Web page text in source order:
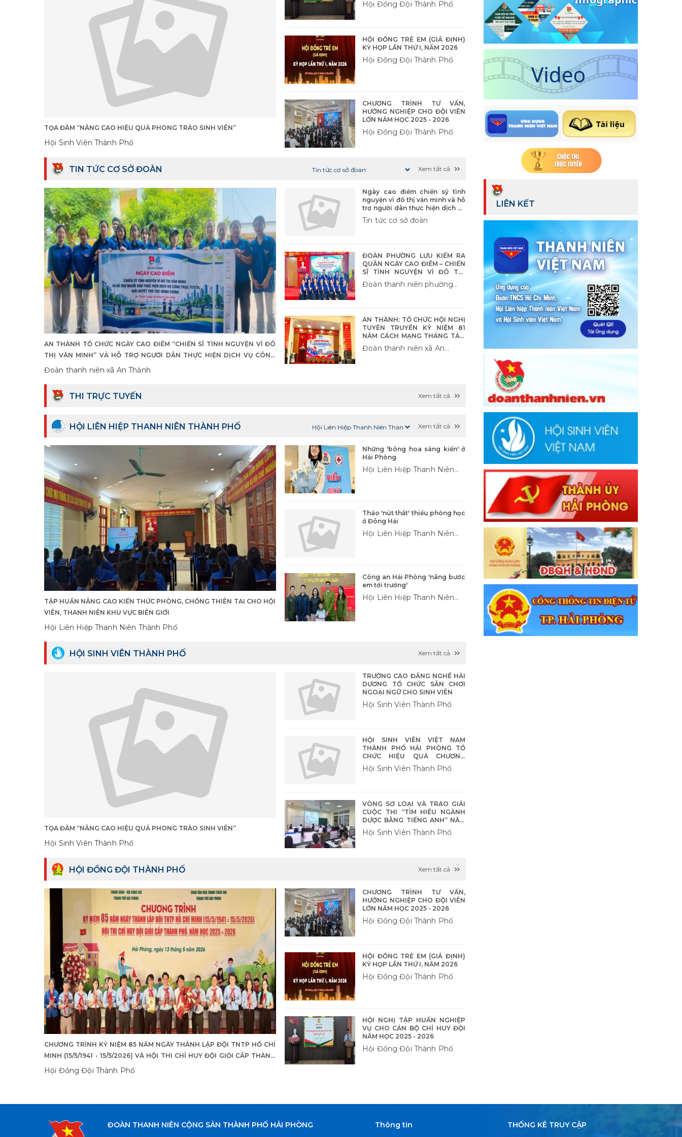
TỌA ĐÀM “NÂNG CAO HIỆU QUẢ PHONG TRÀO SINH VIÊN”
Hội Sinh Viên Thành Phố
Hội Đồng Đội Thành Phố
HỘI ĐỒNG TRẺ EM (GIẢ ĐỊNH)
KỲ HỌP LẦN THỨ I, NĂM 2026
Hội Đồng Đội Thành Phố
CHƯƠNG TRÌNH TƯ VẤN,
HƯỚNG NGHIỆP CHO ĐỘI VIÊN
LỚN NĂM HỌC 2025 - 2026
Hội Đồng Đội Thành Phố
TIN TỨC CƠ SỞ ĐOÀN Xem tất cả
AN THÀNH TỔ CHỨC NGÀY CAO ĐIỂM “CHIẾN SĨ TÌNH NGUYỆN VÌ ĐÔ
THỊ VĂN MINH” VÀ HỖ TRỢ NGƯỜI DÂN THỰC HIỆN DỊCH VỤ CÔNG
TRỰC TUYẾN, GIẢI QUYẾT THỦ TỤC HÀNH CHÍNH
Đoàn thanh niên xã An Thành
Ngày cao điểm chiến sỹ tình
nguyện vì đô thị văn minh và hỗ
trợ người dân thực hiện dịch vụ
công trực tuyến, giải quyết thủ
tục hành chính
Tin tức cơ sở đoàn
ĐOÀN PHƯỜNG LƯU KIẾM RA
QUÂN NGÀY CAO ĐIỂM – CHIẾN
SĨ TÌNH NGUYỆN VÌ ĐÔ THỊ
VĂN MINH
Đoàn thanh niên phường
AN THÀNH: TỔ CHỨC HỘI NGHỊ
TUYÊN TRUYỀN KỶ NIỆM 81
NĂM CÁCH MẠNG THÁNG TÁM
THÀNH CÔNG VÀ QUỐC
KHÁNH 2/9
Đoàn thanh niên xã An
THI TRỰC TUYẾN Xem tất cả
HỘI LIÊN HIỆP THANH NIÊN THÀNH PHỐ Xem tất cả
TẬP HUẤN NÂNG CAO KIẾN THỨC PHÒNG, CHỐNG THIÊN TAI CHO HỘI
VIÊN, THANH NIÊN KHU VỰC BIÊN GIỚI
Hội Liên Hiệp Thanh Niên Thành Phố
Những 'bông hoa sáng kiến' ở
Hải Phòng
Hội Liên Hiệp Thanh Niên
Tháo 'nút thắt' thiếu phòng học
ở Đông Hải
Hội Liên Hiệp Thanh Niên
Công an Hải Phòng 'nâng bước
em tới trường'
Hội Liên Hiệp Thanh Niên
HỘI SINH VIÊN THÀNH PHỐ Xem tất cả
TỌA ĐÀM “NÂNG CAO HIỆU QUẢ PHONG TRÀO SINH VIÊN”
Hội Sinh Viên Thành Phố
TRƯỜNG CAO ĐẲNG NGHỀ HẢI
DƯƠNG TỔ CHỨC SÂN CHƠI
NGOẠI NGỮ CHO SINH VIÊN
Hội Sinh Viên Thành Phố
HỘI SINH VIÊN VIỆT NAM
THÀNH PHỐ HẢI PHÒNG TỔ
CHỨC HIỆU QUẢ CHƯƠNG
TRÌNH MÙA HÈ XANH NĂM
2026
Hội Sinh Viên Thành Phố
VÒNG SƠ LOẠI VÀ TRAO GIẢI
CUỘC THI “TÌM HIỂU NGÀNH
DƯỢC BẰNG TIẾNG ANH” NĂM
2026
Hội Sinh Viên Thành Phố
HỘI ĐỒNG ĐỘI THÀNH PHỐ Xem tất cả
CHƯƠNG TRÌNH KỶ NIỆM 85 NĂM NGÀY THÀNH LẬP ĐỘI TNTP HỒ CHÍ
MINH (15/5/1941 - 15/5/2026) VÀ HỘI THI CHỈ HUY ĐỘI GIỎI CẤP THÀNH
PHỐ NĂM HỌC 2025 - 2026
Hội Đồng Đội Thành Phố
CHƯƠNG TRÌNH TƯ VẤN,
HƯỚNG NGHIỆP CHO ĐỘI VIÊN
LỚN NĂM HỌC 2025 - 2026
Hội Đồng Đội Thành Phố
HỘI ĐỒNG TRẺ EM (GIẢ ĐỊNH)
KỲ HỌP LẦN THỨ I, NĂM 2026
Hội Đồng Đội Thành Phố
HỘI NGHỊ TẬP HUẤN NGHIỆP
VỤ CHO CÁN BỘ CHỈ HUY ĐỘI
NĂM HỌC 2025 - 2026
Hội Đồng Đội Thành Phố
LIÊN KẾT
ĐOÀN THANH NIÊN CỘNG SẢN THÀNH PHỐ HẢI PHÒNG
Thông tin
THỐNG KÊ TRUY CẬP